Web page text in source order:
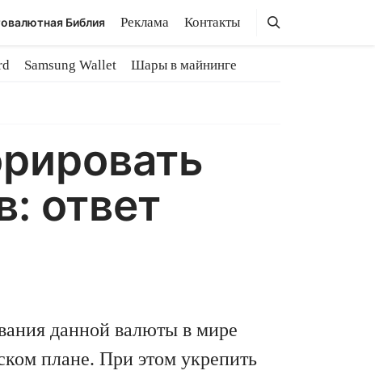
Библия Реклама Контакты Поиск
Поиск
Samsung Wallet
Шары в майнинге
ответ
данной валюты в мире
плане. При этом укрепить